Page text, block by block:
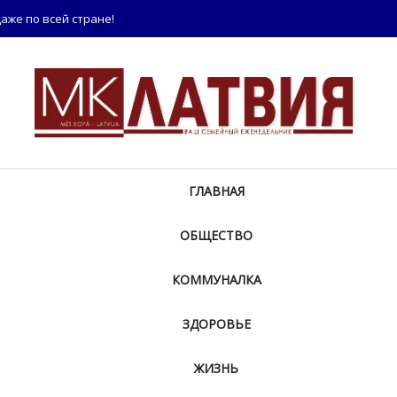
по всей стране!
ГЛАВНАЯ
ОБЩЕСТВО
КОММУНАЛКА
ЗДОРОВЬЕ
ЖИЗНЬ